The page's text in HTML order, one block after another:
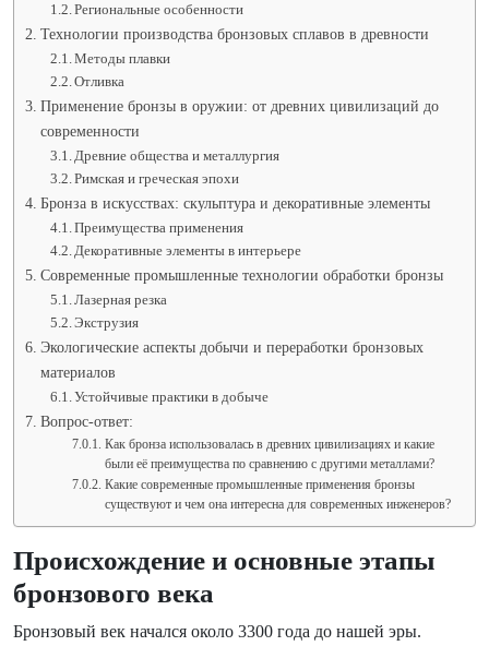
Региональные особенности
Технологии производства бронзовых сплавов в древности
Методы плавки
Отливка
Применение бронзы в оружии: от древних цивилизаций до
современности
Древние общества и металлургия
Римская и греческая эпохи
Бронза в искусствах: скульптура и декоративные элементы
Преимущества применения
Декоративные элементы в интерьере
Современные промышленные технологии обработки бронзы
Лазерная резка
Экструзия
Экологические аспекты добычи и переработки бронзовых
материалов
Устойчивые практики в добыче
Вопрос-ответ:
Как бронза использовалась в древних цивилизациях и какие
были её преимущества по сравнению с другими металлами?
Какие современные промышленные применения бронзы
существуют и чем она интересна для современных инженеров?
Происхождение и основные этапы
бронзового века
Бронзовый век начался около 3300 года до нашей эры.